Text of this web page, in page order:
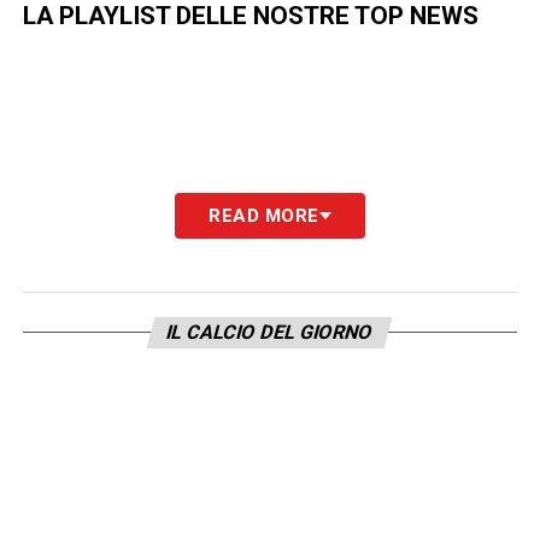
LA PLAYLIST DELLE NOSTRE TOP NEWS
READ MORE
IL CALCIO DEL GIORNO